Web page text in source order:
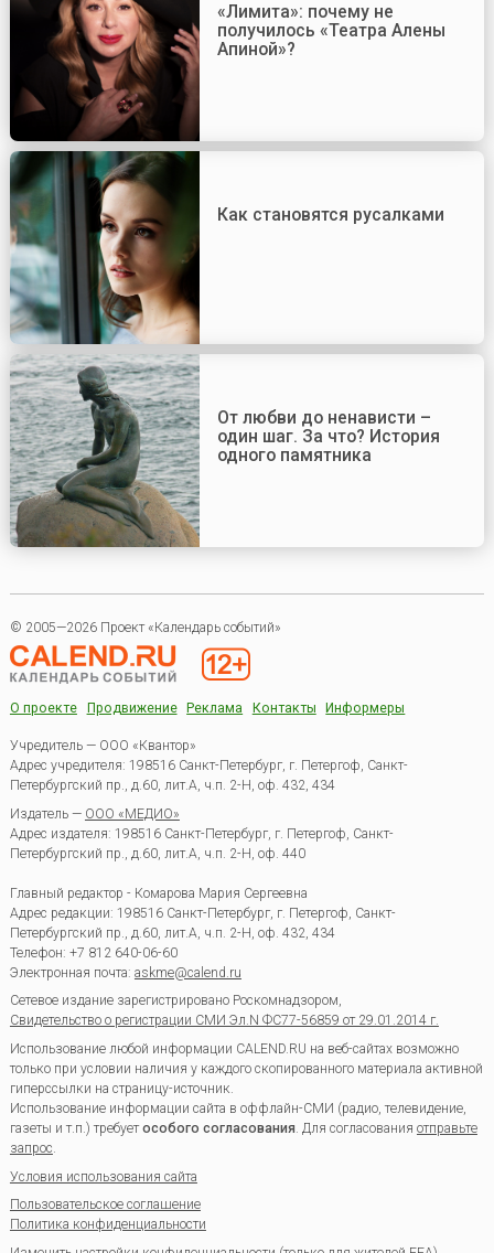
«Лимита»: почему не
получилось «Театра Алены
Апиной»?
Как становятся русалками
От любви до ненависти –
один шаг. За что? История
одного памятника
© 2005—2026 Проект «Календарь событий»
О проекте Продвижение Реклама Контакты Информеры
Учредитель — ООО «Квантор»
Адрес учредителя: 198516 Санкт-Петербург, г. Петергоф, Санкт-
Петербургский пр., д.60, лит.А, ч.п. 2-Н, оф. 432, 434
Издатель — ООО «МЕДИО»
Адрес издателя: 198516 Санкт-Петербург, г. Петергоф, Санкт-
Петербургский пр., д.60, лит.А, ч.п. 2-Н, оф. 440
Главный редактор - Комарова Мария Сергеевна
Адрес редакции: 198516 Санкт-Петербург, г. Петергоф, Санкт-
Петербургский пр., д.60, лит.А, ч.п. 2-Н, оф. 432, 434
Телефон: +7 812 640-06-60
Электронная почта: askme@calend.ru
Сетевое издание зарегистрировано Роскомнадзором,
Свидетельство о регистрации СМИ Эл.N ФС77-56859 от 29.01.2014 г.
Использование любой информации CALEND.RU на веб-сайтах возможно
только при условии наличия у каждого скопированного материала активной
гиперссылки на страницу-источник.
Использование информации сайта в оффлайн-СМИ (радио, телевидение,
газеты и т.п.) требуетособого согласования. Для согласования отправьте
запрос.
Условия использования сайта
Пользовательское соглашение
Политика конфиденциальности